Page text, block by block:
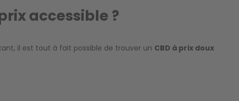
accessible ?
il est tout à fait possible de trouver un CBD à prix doux